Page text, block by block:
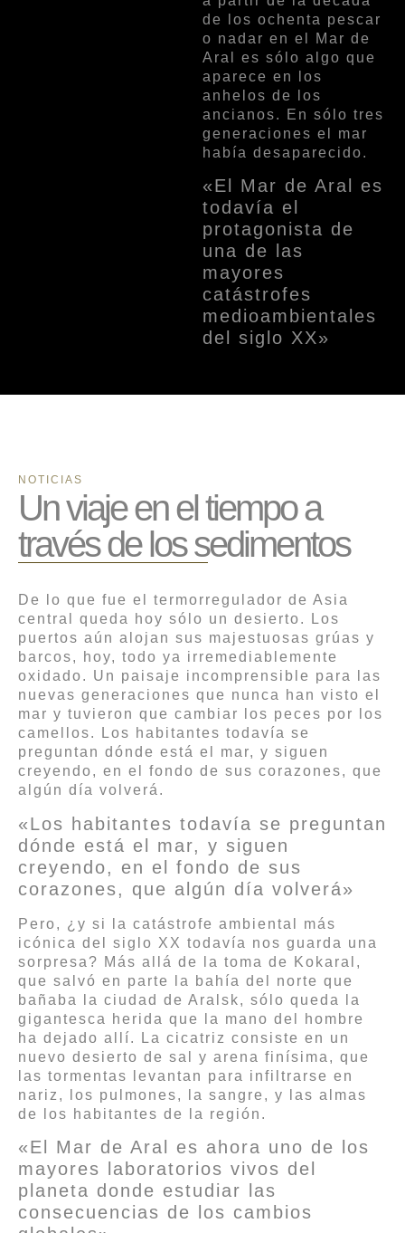
de los ochenta pescar
o nadar en el Mar de
Aral es sólo algo que
aparece en los
anhelos de los
ancianos. En sólo tres
generaciones el mar
había desaparecido.
«El Mar de Aral es
todavía el
protagonista de
una de las
mayores
catástrofes
medioambientales
del siglo XX»
NOTICIAS
Un viaje en el tiempo a
través de los sedimentos
De lo que fue el termorregulador de Asia
central queda hoy sólo un desierto. Los
puertos aún alojan sus majestuosas grúas y
barcos, hoy, todo ya irremediablemente
oxidado. Un paisaje incomprensible para las
nuevas generaciones que nunca han visto el
mar y tuvieron que cambiar los peces por los
camellos. Los habitantes todavía se
preguntan dónde está el mar, y siguen
creyendo, en el fondo de sus corazones, que
algún día volverá.
«Los habitantes todavía se preguntan
dónde está el mar, y siguen
creyendo, en el fondo de sus
corazones, que algún día volverá»
Pero, ¿y si la catástrofe ambiental más
icónica del siglo XX todavía nos guarda una
sorpresa? Más allá de la toma de Kokaral,
que salvó en parte la bahía del norte que
bañaba la ciudad de Aralsk, sólo queda la
gigantesca herida que la mano del hombre
ha dejado allí. La cicatriz consiste en un
nuevo desierto de sal y arena finísima, que
las tormentas levantan para infiltrarse en
nariz, los pulmones, la sangre, y las almas
de los habitantes de la región.
«El Mar de Aral es ahora uno de los
mayores laboratorios vivos del
planeta donde estudiar las
consecuencias de los cambios